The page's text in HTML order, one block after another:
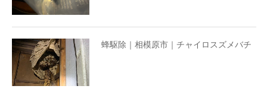
蜂駆除｜相模原市｜チャイロスズメバチ